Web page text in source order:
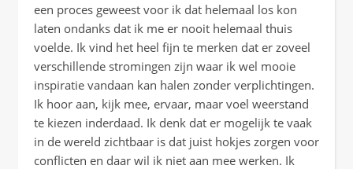
een proces geweest voor ik dat helemaal los kon
laten ondanks dat ik me er nooit helemaal thuis
voelde. Ik vind het heel fijn te merken dat er zoveel
verschillende stromingen zijn waar ik wel mooie
inspiratie vandaan kan halen zonder verplichtingen.
Ik hoor aan, kijk mee, ervaar, maar voel weerstand
te kiezen inderdaad. Ik denk dat er mogelijk te vaak
in de wereld zichtbaar is dat juist hokjes zorgen voor
conflicten en daar wil ik niet aan mee werken. Ik